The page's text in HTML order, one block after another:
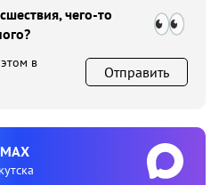
чего-то
в
Отправить